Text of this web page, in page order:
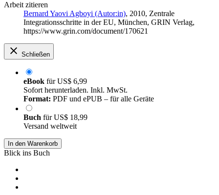
Arbeit zitieren
Bernard Yaovi Agboyi (Autor:in), 2010, Zentrale
Integrationsschritte in der EU, München, GRIN Verlag,
https://www.grin.com/document/170621
Schließen
eBook fürUS$ 6,99
Sofort herunterladen. Inkl. MwSt.
Format: PDF und ePUB – für alle Geräte
Buch fürUS$ 18,99
Versand weltweit
In den Warenkorb
Blick ins Buch